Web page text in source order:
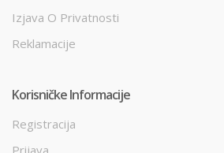
Izjava O Privatnosti
Reklamacije
Korisničke Informacije
Registracija
Prijava